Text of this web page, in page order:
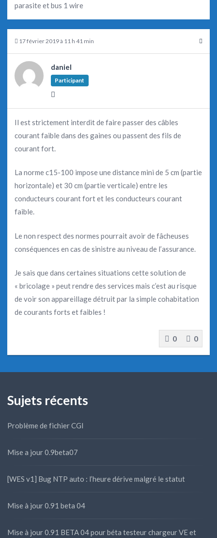
parasite et bus 1 wire
17 février 2019 à 11 h 41 min
daniel
Participant
Il est strictement interdit de faire passer des câbles
courant faible dans des gaines ou passent des fils de
courant fort.
La norme c15-100 impose une distance mini de 5 cm (partie
horizontale) et 30 cm (partie verticale) entre les
conducteurs courant fort et les conducteurs courant
faible.
Le non respect des normes pourrait avoir de fâcheuses
conséquences en cas de sinistre au niveau de l’assurance.
Je sais que dans certaines situations cette solution de
« bricolage » peut rendre des services mais c’est au risque
de voir son appareillage détruit par la simple cohabitation
de courants forts et faibles !
0 0
Sujets récents
Problème de fichier CGI
Mise a jour 0.9beta07
[WES v1] Bug NTP auto : l’heure dérive malgré le statut
Mise à jour 0.91 beta 04
Mise à jour 0.91 BETA 04 pour béta testeur chargeur VE et